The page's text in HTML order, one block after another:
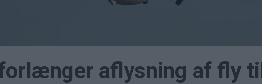
aflysning af fly